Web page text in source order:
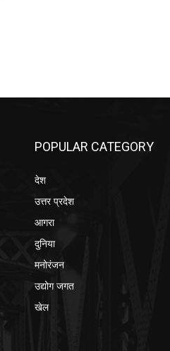
POPULAR CATEGORY
देश
उत्तर प्रदेश
आगरा
दुनिया
मनोरंजन
उद्योग जगत
खेल